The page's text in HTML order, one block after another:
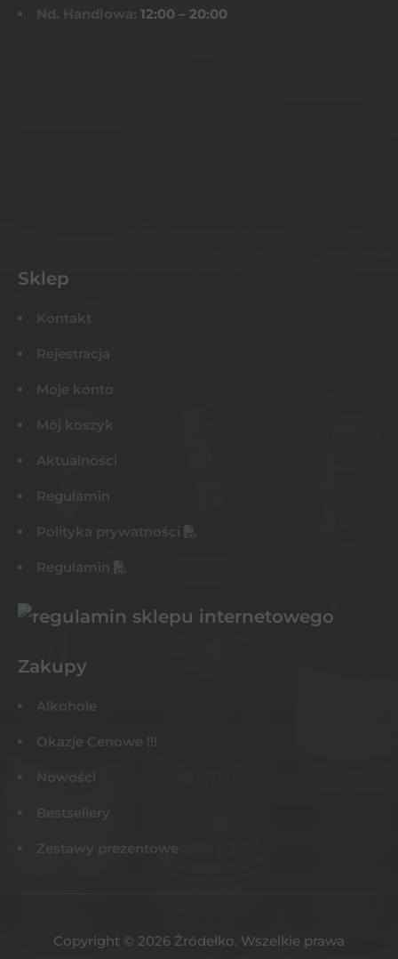
Nd. Handlowa: 12:00 – 20:00
Sklep
Kontakt
Rejestracja
Moje konto
Mój koszyk
Aktualności
Regulamin
Polityka prywatności
Regulamin
Zakupy
Alkohole
Okazje Cenowe !!!
Nowości
Bestsellery
Zestawy prezentowe
Copyright © 2026 Żródełko. Wszelkie prawa